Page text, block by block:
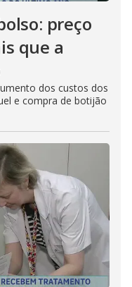
preço
que a
dos custos dos
e compra de botijão